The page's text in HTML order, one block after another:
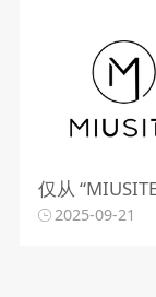
2025-09-21